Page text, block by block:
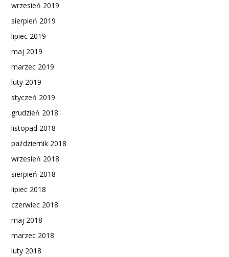
wrzesień 2019
sierpień 2019
lipiec 2019
maj 2019
marzec 2019
luty 2019
styczeń 2019
grudzień 2018
listopad 2018
październik 2018
wrzesień 2018
sierpień 2018
lipiec 2018
czerwiec 2018
maj 2018
marzec 2018
luty 2018